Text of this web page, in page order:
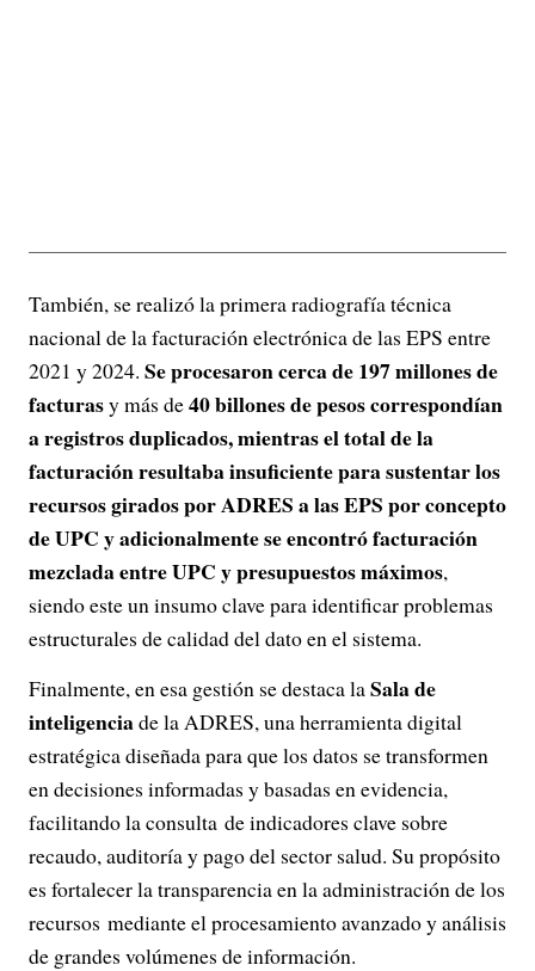
También, se realizó la primera radiografía técnica
nacional de la facturación electrónica de las EPS entre
2021 y 2024. Se procesaron cerca de 197 millones de
facturasy más de40 billones de pesos correspondían
a registros duplicados, mientras el total de la
facturación resultaba insuficiente para sustentar los
recursos girados por ADRES a las EPS por concepto
de UPC y adicionalmente se encontró facturación
mezclada entre UPC y presupuestos máximos,
siendo este un insumo clave para identificar problemas
estructurales de calidad del dato en el sistema.
Finalmente, en esa gestión se destaca laSala de
inteligenciade la ADRES, una herramienta digital
estratégica diseñada para que los datos se transformen
en decisiones informadas y basadas en evidencia,
facilitando la consulta de indicadores clave sobre
recaudo, auditoría y pago del sector salud. Su propósito
es fortalecer la transparencia en la administración de los
recursos mediante el procesamiento avanzado y análisis
de grandes volúmenes de información.